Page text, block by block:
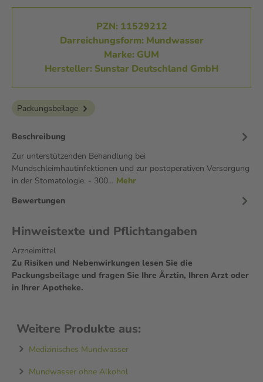
PZN: 11529212
Darreichungsform: Mundwasser
Marke: GUM
Hersteller: Sunstar Deutschland GmbH
Packungsbeilage
Beschreibung
Zur unterstützenden Behandlung bei
Mundschleimhautinfektionen und zur postoperativen Versorgung
in der Stomatologie. - 300… Mehr
Bewertungen
Hinweistexte und Pflichtangaben
Arzneimittel
Zu Risiken und Nebenwirkungen lesen Sie die
Packungsbeilage und fragen Sie Ihre Ärztin, Ihren Arzt oder
in Ihrer Apotheke.
Weitere Produkte aus:
Medizinisches Mundwasser
Mundwasser ohne Alkohol